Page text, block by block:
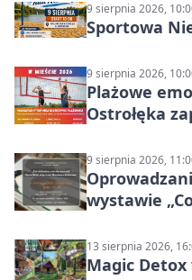
9 sierpnia 2026,
Sportowa
9 sierpnia 2026,
Plażowe
Ostrołęka
9 sierpnia 2026,
wystawie
Mazowsza
13 sierpnia 2026,
Magic